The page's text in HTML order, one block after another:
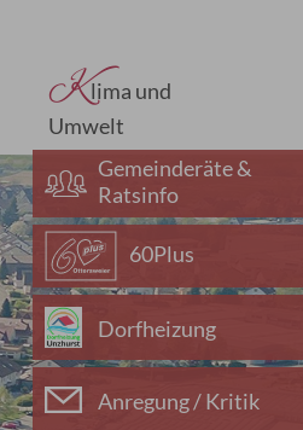
Klima und
Umwelt
Gemeinderäte &
Ratsinfo
60Plus
Dorfheizung
Anregung / Kritik